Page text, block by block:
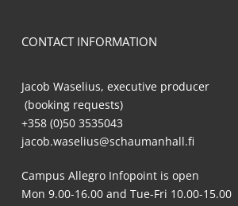
CONTACT INFORMATION
Jacob Waselius, executive producer
(booking requests)
+358 (0)50 3535043
jacob.waselius@schaumanhall.fi
Campus Allegro Infopoint is open
Mon 9.00-16.00 and Tue-Fri 10.00-15.00